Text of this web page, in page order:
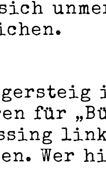
für
Wer